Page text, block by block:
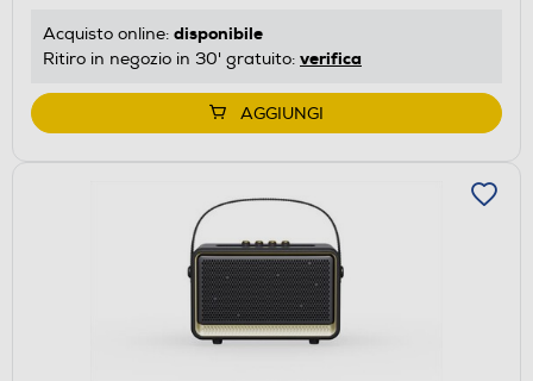
Acquisto online: disponibile
Ritiro in negozio in 30' gratuito: verifica
AGGIUNGI